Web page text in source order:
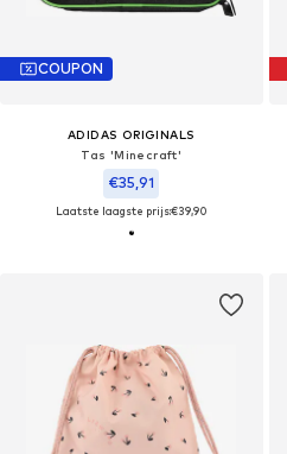
COUPON
ADIDAS ORIGINALS
Tas 'Minecraft'
€35,91
Laatste laagste prijs:€39,90